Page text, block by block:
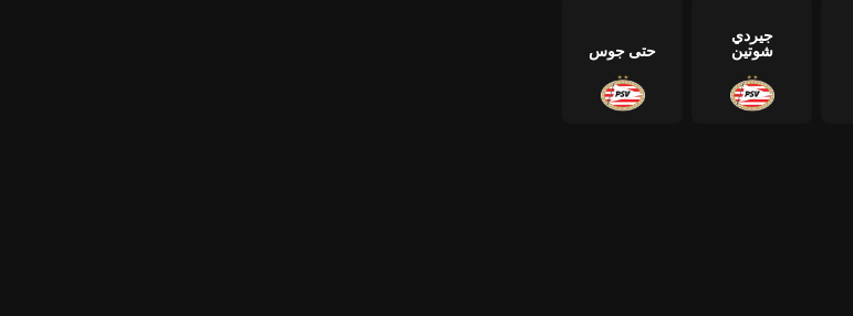
جيردي
شوتين
حتى جوس